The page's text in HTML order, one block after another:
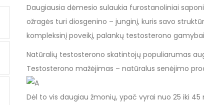
Daugiausia dėmesio sulaukia furostanoliniai
ožragės turi diosgenino – junginį, kuris savo
kompleksinį poveikį, palankų testosterono
Natūralių testosterono skatintojų populiarumas
Testosterono mažėjimas – natūralus senėjimo
Dėl to vis daugiau žmonių, ypač vyrai nuo 25 iki